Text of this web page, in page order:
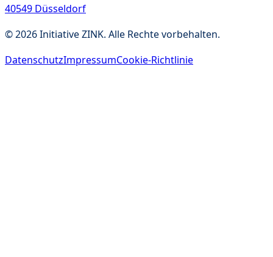
40549 Düsseldorf
©2026Initiative ZINK. Alle Rechte vorbehalten.
DatenschutzImpressumCookie-Richtlinie